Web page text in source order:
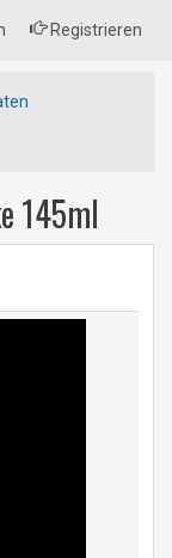
Registrieren
145ml